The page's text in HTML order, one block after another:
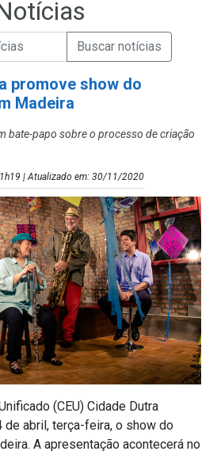
Busca de Notícias
de informaçõesEnviar a Busca de Notícias
promove show do
Madeira
bate-papo sobre o processo de criação
| Atualizado em: 30/11/2020
(CEU) Cidade Dutra
de abril, terça-feira, o show do
A apresentação acontecerá no